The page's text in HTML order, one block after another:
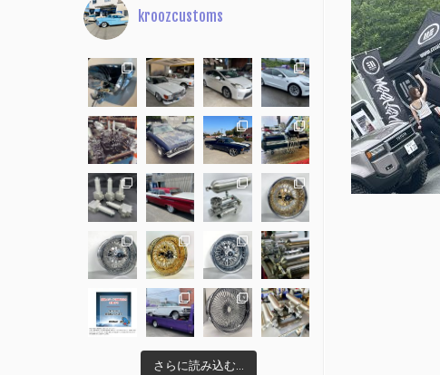
kroozcustoms
さらに読み込む...